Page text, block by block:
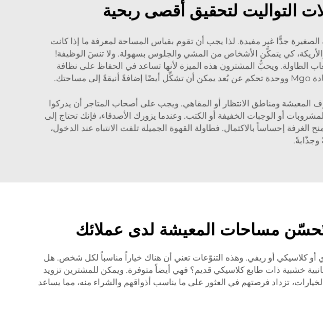
التواليت لتحقيق أقصى ربحية
الصغيرة جدًّا غير مفيدة. لذا يجب أن تقوم بقياس المساحة لمعرفة ما إذا كانت
بعرض ١٨ بوصة تقريبًا بين طاولة القهوة والأريكة، كي يتمكَّن الأشخاص من المشي والجلوس بسهولة. ولا تنسَ الوظيفة!
الطاولة. ويحبُّ المشترون هذه الميزة لأنها تساعد في الحفاظ على نظافة
يمكن أن تشكِّل أيضًا إضافةً أنيقةً إلى مساحتك.
المعيشة ومناطق الانتظار أو المقاهي. ويجب على أصحاب المتاجر أن يدركوا
أو الوجبات الخفيفة أو الكتب. وعندما يزورك الأصدقاء، فإنك تحتاج إلى
إحساساً بالاكتمال. فطاولة القهوة الجميلة تلفت الانتباه عند الدخول،
وجذّابةً.
تُحسّن مساحات المعيشة لدى عملائك
أو كلاسيكي أو ريفي. وهذه التنوّعات تعني أن هناك خياراً مناسباً لكل شخص. هل
خشبية ذات طابع كلاسيكي قديم؟ فهي أيضاً متوفرة. ويمكن للمشترين تزويد
تزداد فرصتهم في العثور على ما يناسب أذواقهم والشراء منه، مما يساعد